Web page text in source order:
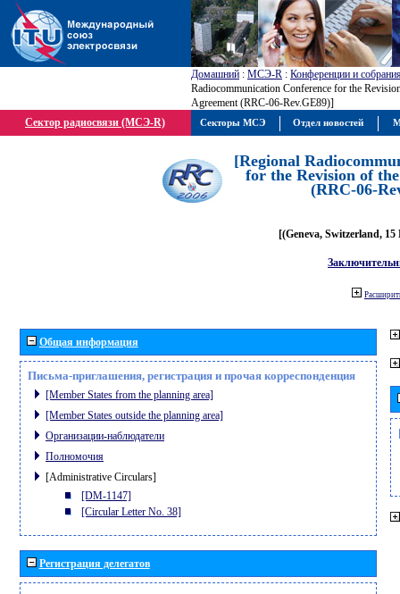
Домашний : МСЭ-R : Конференции и
Radiocommunication Conference for the
Agreement (RRC-06-Rev.GE89)]
Сектор радиосвязи (МСЭ-R)
[Regional
for the Revision of
(RRC-06-
[(Geneva, Switzerland, 15
Общая информация
Письма-приглашения, регистрация и прочая корреспонденция
[Member States from the planning area]
[Member States outside the planning area]
Организации-наблюдатели
Полномочия
[Administrative Circulars]
[DM-1147]
[Circular Letter No. 38]
Регистрация делегатов
Секторы МСЭ Отдел новостей